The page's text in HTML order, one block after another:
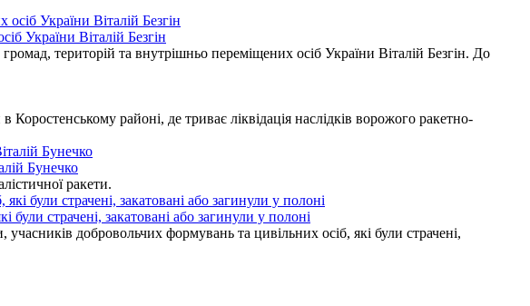
України Віталій Безгін
територій та внутрішньо переміщених осіб України Віталій Безгін. До
районі, де триває ліквідація наслідків ворожого ракетно-
Бунечко
ракети.
страчені, закатовані або загинули у полоні
добровольчих формувань та цивільних осіб, які були страчені,